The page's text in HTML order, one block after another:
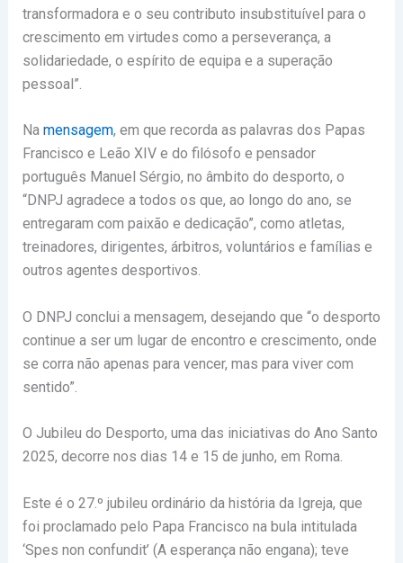
transformadora e o seu contributo insubstituível para o
crescimento em virtudes como a perseverança, a
solidariedade, o espírito de equipa e a superação
pessoal”.
Na mensagem, em que recorda as palavras dos Papas
Francisco e Leão XIV e do filósofo e pensador
português Manuel Sérgio, no âmbito do desporto, o
“DNPJ agradece a todos os que, ao longo do ano, se
entregaram com paixão e dedicação”, como atletas,
treinadores, dirigentes, árbitros, voluntários e famílias e
outros agentes desportivos.
O DNPJ conclui a mensagem, desejando que “o desporto
continue a ser um lugar de encontro e crescimento, onde
se corra não apenas para vencer, mas para viver com
sentido”.
O Jubileu do Desporto, uma das iniciativas do Ano Santo
2025, decorre nos dias 14 e 15 de junho, em Roma.
Este é o 27.º jubileu ordinário da história da Igreja, que
foi proclamado pelo Papa Francisco na bula intitulada
‘Spes non confundit’ (A esperança não engana); teve